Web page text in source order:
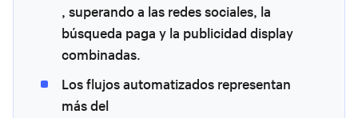
, superando a las redes sociales, la
búsqueda paga y la publicidad display
combinadas.
Los flujos automatizados representan
más del